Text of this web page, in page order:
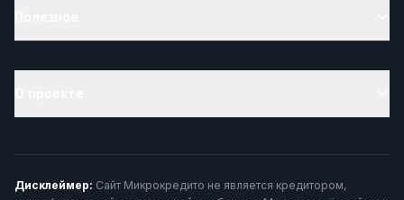
Дисклеймер: Сайт Микрокредито не является кредитором,